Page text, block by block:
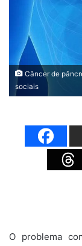
Câncer de
sociais
O problema